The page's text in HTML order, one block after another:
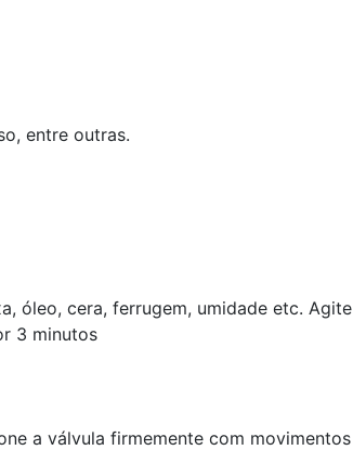
entre outras.
óleo, cera, ferrugem, umidade etc. Agite
3 minutos
a válvula firmemente com movimentos